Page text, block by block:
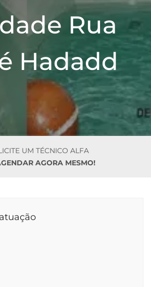
Rua
Hadadd
UM TÉCNICO ALFA
AGORA MESMO!